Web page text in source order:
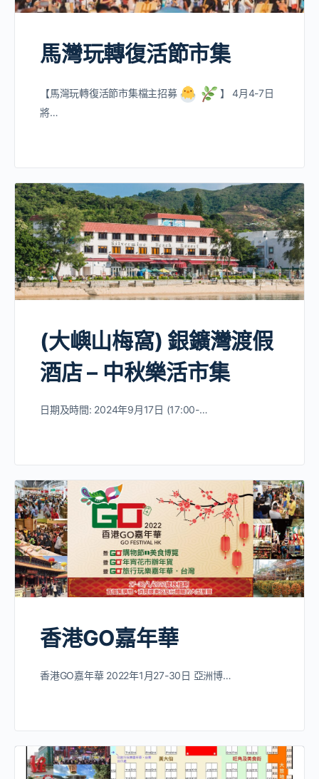
馬灣玩轉復活節市集
【馬灣玩轉復活節市集檔主招募
】 4月4-7日
將…
(大嶼山梅窩) 銀鑛灣渡假
酒店 – 中秋樂活市集
日期及時間: 2024年9月17日 (17:00-…
香港GO嘉年華
香港GO嘉年華 2022年1月27-30日 亞洲博…